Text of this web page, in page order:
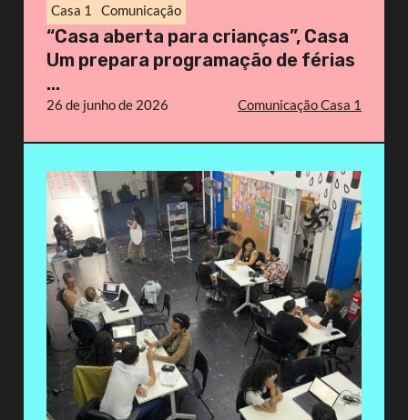
Casa 1 Comunicação
“Casa aberta para crianças”, Casa
Um prepara programação de férias
...
26 de junho de 2026 Comunicação Casa 1